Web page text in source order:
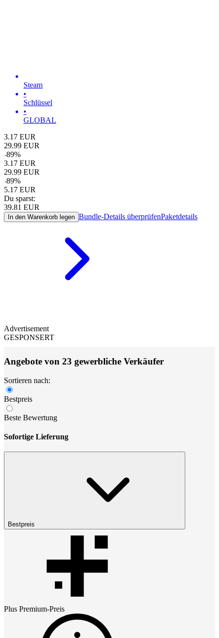
Steam
•
Schlüssel
•
GLOBAL
3.17 EUR
29.99 EUR
-89%
3.17 EUR
29.99 EUR
-89%
5.17 EUR
Du sparst:
39.81 EUR
In den Warenkorb legen Bundle-Details überprüfenPaketdetails
Advertisement
GESPONSERT
Angebote von 23 gewerbliche Verkäufer
Sortieren nach:
Bestpreis
Beste Bewertung
Sofortige Lieferung
Bestpreis
Plus Premium-Preis